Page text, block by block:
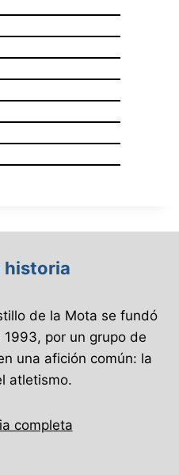
historia
de la Mota se fundó
por un grupo de
una afición común: la
atletismo.
completa